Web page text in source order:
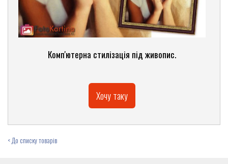
Комп'ютерна стилізація під живопис.
Хочу таку
< До списку товарів